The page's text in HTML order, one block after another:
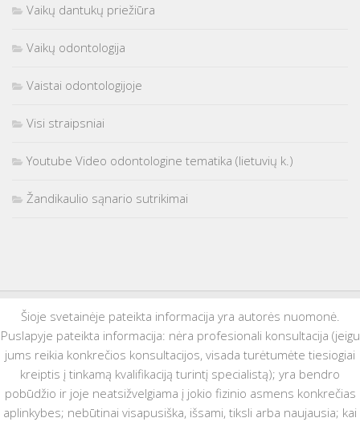
Vaikų dantukų priežiūra
Vaikų odontologija
Vaistai odontologijoje
Visi straipsniai
Youtube Video odontologine tematika (lietuvių k.)
Žandikaulio sąnario sutrikimai
Šioje svetainėje pateikta informacija yra autorės nuomonė.
Puslapyje pateikta informacija: nėra profesionali konsultacija (jeigu
jums reikia konkrečios konsultacijos, visada turėtumėte tiesiogiai
kreiptis į tinkamą kvalifikaciją turintį specialistą); yra bendro
pobūdžio ir joje neatsižvelgiama į jokio fizinio asmens konkrečias
aplinkybes; nebūtinai visapusiška, išsami, tiksli arba naujausia; kai